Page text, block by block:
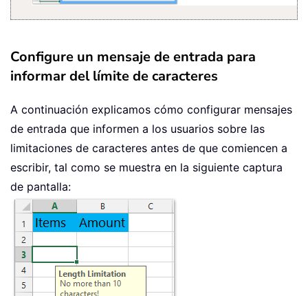
Configure un mensaje de entrada para
informar del límite de caracteres
A continuación explicamos cómo configurar mensajes
de entrada que informen a los usuarios sobre las
limitaciones de caracteres antes de que comiencen a
escribir, tal como se muestra en la siguiente captura
de pantalla: